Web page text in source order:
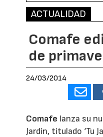
ACTUALIDAD
Comafe
de
24/03/2014
Comafe lanza su
Jardín, titulado ‘Tu